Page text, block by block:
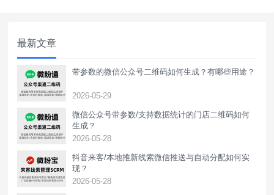
最新文章
带参数的微信公众号二维码如何生成？有哪些用途？
2026-05-29
微信公众号带参数/支持数据统计的门店二维码如何
生成？
2026-05-28
抖音来客/本地推新线索微信推送与自动分配如何实
现？
2026-05-28